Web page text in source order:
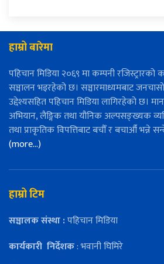
हाम्रो बारेमा
पहिचान मिडिया २०६९ मा कम्पनी रजिस्ट्रारको
सञ्चालन भइरहेको छ। सञ्चारमाध्यमबाट
उद्देश्यसहित पहिचान मिडिया लागिरहेको छ।
अभियान, लैङ्गिक तथा यौनिक अल्पसङ्ख्यक
तथा प्राकृतिक विपत्तिबाट बचौँ र बचाऔँ भन्ने
(more…)
हाम्रो टिम
सञ्चालक संस्था :पहिचान मिडिया
कार्यकारी निर्देशक: भवानी घिमिरे